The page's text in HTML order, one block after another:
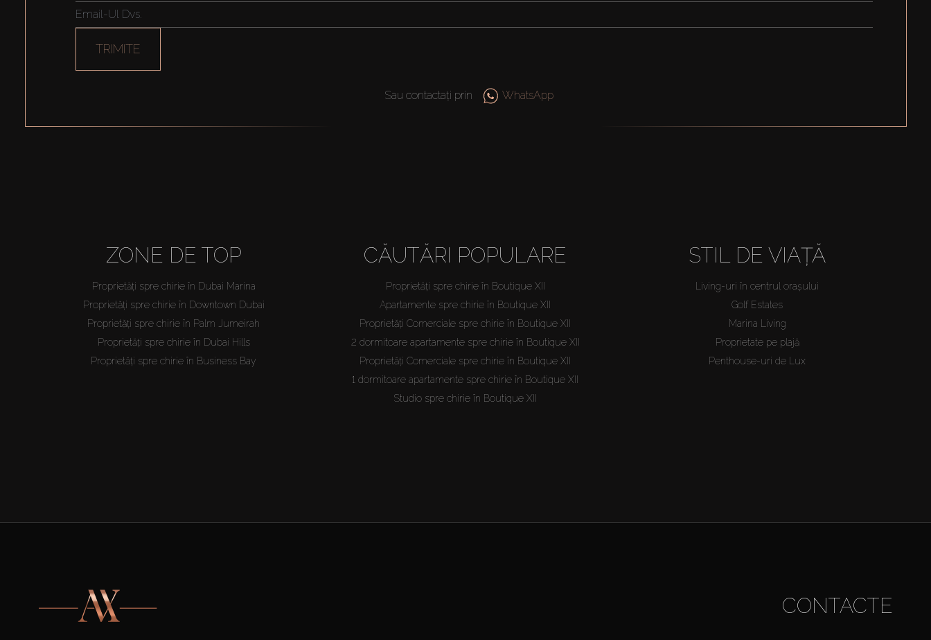
TRIMITE
Sau contactați prin WhatsApp
ZONE DE TOP
Proprietăți spre chirie în Dubai Marina
Proprietăți spre chirie în Downtown Dubai
Proprietăți spre chirie în Palm Jumeirah
Proprietăți spre chirie în Dubai Hills
Proprietăți spre chirie în Business Bay
CĂUTĂRI POPULARE
Proprietăți spre chirie în Boutique XII
Apartamente spre chirie în Boutique XII
Proprietăți Comerciale spre chirie în Boutique XII
2 dormitoare apartamente spre chirie în Boutique XII
Proprietăți Comerciale spre chirie în Boutique XII
1 dormitoare apartamente spre chirie în Boutique XII
Studio spre chirie în Boutique XII
STIL DE VIAȚĂ
Living-uri în centrul orașului
Golf Estates
Marina Living
Proprietate pe plajă
Penthouse-uri de Lux
CONTACTE